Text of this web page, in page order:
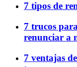
7 tipos de
7 trucos
renunciar a
7 ventajas